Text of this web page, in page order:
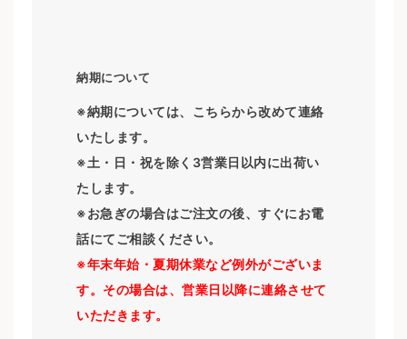
納期について
※納期については、こちらから改めて連絡
いたします。
※土・日・祝を除く3営業日以内に出荷い
たします。
※お急ぎの場合はご注文の後、すぐにお電
話にてご相談ください。
※年末年始・夏期休業など例外がございま
す。その場合は、営業日以降に連絡させて
いただきます。